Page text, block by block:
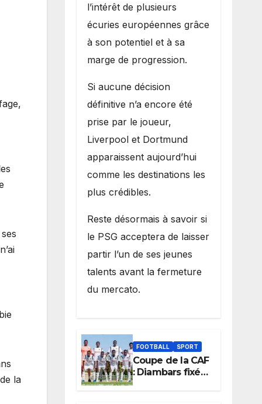
la
l’intérêt de plusieurs
écuries européennes grâce
à son potentiel et à sa
marge de progression.
Si aucune décision
définitive n’a encore été
prise par le joueur,
Liverpool et Dortmund
apparaissent aujourd’hui
comme les destinations les
plus crédibles.
Reste désormais à savoir si
le PSG acceptera de laisser
partir l’un de ses jeunes
talents avant la fermeture
du mercato.
FOOTBALL SPORT
Coupe de la CAF
: Diambars fixé
sur son destin